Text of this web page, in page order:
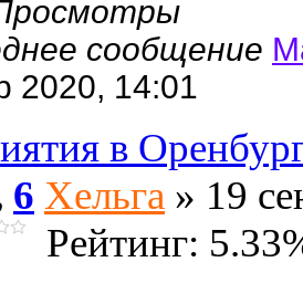
сообщение
2020, 14:01
в
6 Хельга » 19
Рейтинг: